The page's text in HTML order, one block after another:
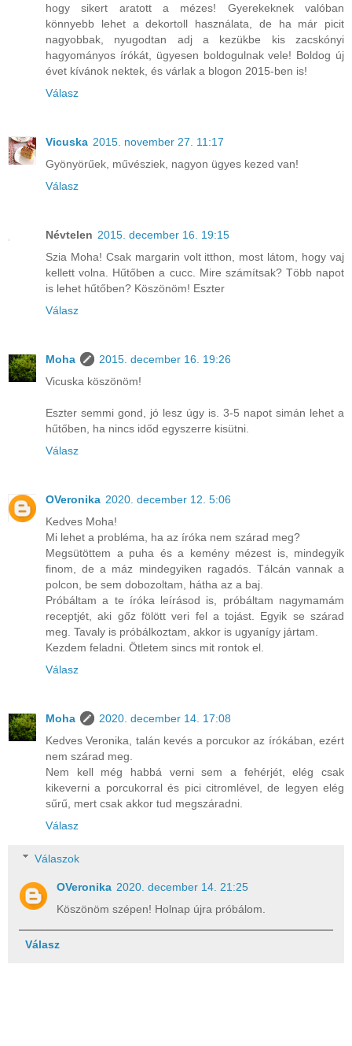
hogy sikert aratott a mézes! Gyerekeknek valóban
könnyebb lehet a dekortoll használata, de ha már picit
nagyobbak, nyugodtan adj a kezükbe kis zacskónyi
hagyományos írókát, ügyesen boldogulnak vele! Boldog új
évet kívánok nektek, és várlak a blogon 2015-ben is!
Válasz
Vicuska 2015. november 27. 11:17
Gyönyörűek, művésziek, nagyon ügyes kezed van!
Válasz
Névtelen 2015. december 16. 19:15
Szia Moha! Csak margarin volt itthon, most látom, hogy vaj
kellett volna. Hűtőben a cucc. Mire számítsak? Több napot
is lehet hűtőben? Köszönöm! Eszter
Válasz
Moha
2015. december 16. 19:26
Vicuska köszönöm!
Eszter semmi gond, jó lesz úgy is. 3-5 napot simán lehet a
hűtőben, ha nincs időd egyszerre kisütni.
Válasz
OVeronika 2020. december 12. 5:06
Kedves Moha!
Mi lehet a probléma, ha az íróka nem szárad meg?
Megsütöttem a puha és a kemény mézest is, mindegyik
finom, de a máz mindegyiken ragadós. Tálcán vannak a
polcon, be sem dobozoltam, hátha az a baj.
Próbáltam a te íróka leírásod is, próbáltam nagymamám
receptjét, aki gőz fölött veri fel a tojást. Egyik se szárad
meg. Tavaly is próbálkoztam, akkor is ugyanígy jártam.
Kezdem feladni. Ötletem sincs mit rontok el.
Válasz
Moha
2020. december 14. 17:08
Kedves Veronika, talán kevés a porcukor az írókában, ezért
nem szárad meg.
Nem kell még habbá verni sem a fehérjét, elég csak
kikeverni a porcukorral és pici citromlével, de legyen elég
sűrű, mert csak akkor tud megszáradni.
Válasz
Válaszok
OVeronika 2020. december 14. 21:25
Köszönöm szépen! Holnap újra próbálom.
Válasz